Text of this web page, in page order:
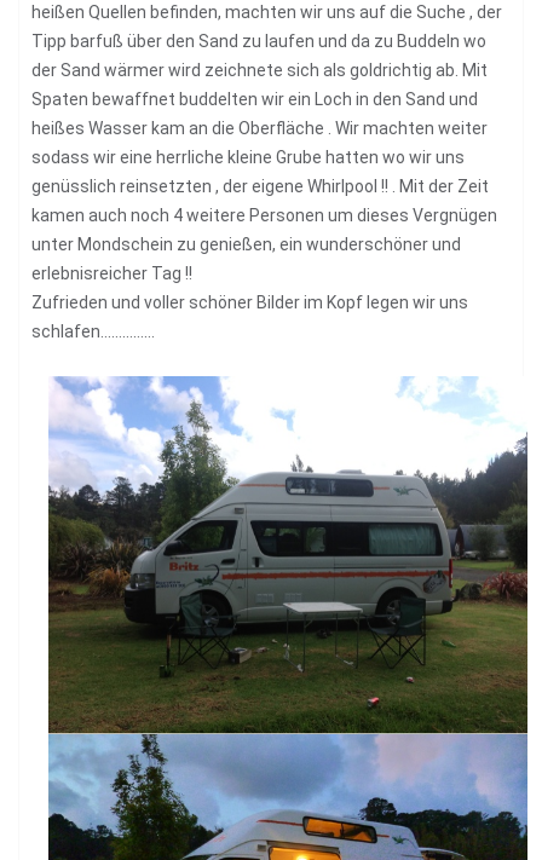
heißen Quellen befinden, machten wir uns auf die Suche , der
Tipp barfuß über den Sand zu laufen und da zu Buddeln wo
der Sand wärmer wird zeichnete sich als goldrichtig ab. Mit
Spaten bewaffnet buddelten wir ein Loch in den Sand und
heißes Wasser kam an die Oberfläche . Wir machten weiter
sodass wir eine herrliche kleine Grube hatten wo wir uns
genüsslich reinsetzten , der eigene Whirlpool !! . Mit der Zeit
kamen auch noch 4 weitere Personen um dieses Vergnügen
unter Mondschein zu genießen, ein wunderschöner und
erlebnisreicher Tag !!
Zufrieden und voller schöner Bilder im Kopf legen wir uns
schlafen……………